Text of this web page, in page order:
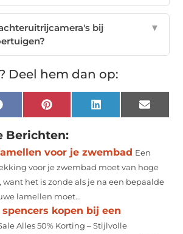
bij
▼
Deel hem dan op:
Facebook Pinterest LinkedIn Email
Berichten:
voor je zwembad Een
voor je zwembad moet van hoge
het is zonde als je na een bepaalde
lamellen moet...
spencers kopen bij een
Alles 50% Korting – Stijlvolle